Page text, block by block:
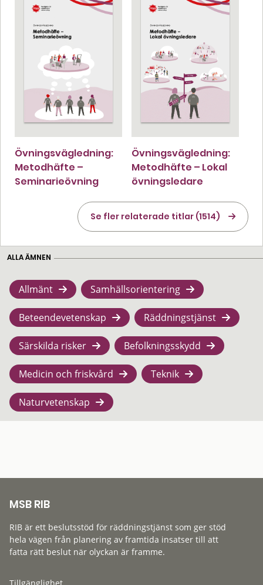
Övningsvägledning:
Metodhäfte –
Seminarieövning
Övningsvägledning:
Metodhäfte – Lokal
övningsledare
Se fler relaterade titlar (1514)
ALLA ÄMNEN
Allmänt Samhällsorientering
Beteendevetenskap Räddningstjänst
Särskilda risker Befolkningsskydd
Medicin och friskvård Teknik
Naturvetenskap
MSB RIB
RIB är ett beslutsstöd för räddningstjänst som ger stöd
hela vägen från planering av framtida insatser till att
fatta rätt beslut när olyckan är framme.